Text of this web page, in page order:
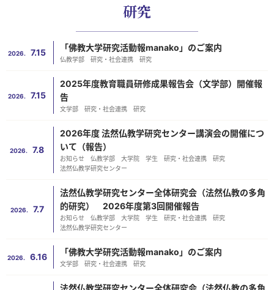
研究
2026. 7.15 「佛教大学研究活動報manako」のご案内
仏教学部 研究・社会連携 研究
2026. 7.15
2025年度教育職員研修成果報告会（文学部）開催報
告
文学部 研究・社会連携 研究
2026. 7.8
2026年度 法然仏教学研究センター講演会の開催につ
いて（報告）
お知らせ 仏教学部 大学院 学生 研究・社会連携
研究
法然仏教学研究センター
2026. 7.7
法然仏教学研究センター全体研究会（法然仏教の多角
的研究） 2026年度第3回開催報告
お知らせ 仏教学部 大学院 学生 研究・社会連携
研究
法然仏教学研究センター
2026. 6.16 「佛教大学研究活動報manako」のご案内
文学部 研究・社会連携 研究
法然仏教学研究センター全体研究会（法然仏教の多角